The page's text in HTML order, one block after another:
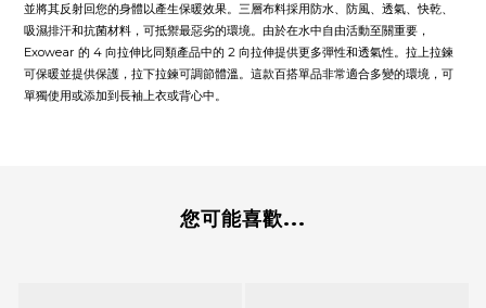
並將其反射回您的身體以產生保暖效果。三層布料採用防水、防風、透氣、快乾、
吸濕排汗和抗菌材料，可抵禦最惡劣的環境。由於在水中自由活動至關重要，
Exowear 的 4 向拉伸比同類產品中的 2 向拉伸提供更多彈性和透氣性。拉上拉鍊
可保暖並提供保護，拉下拉鍊可調節體溫。這款百搭單品非常適合多變的環境，可
單獨使用或添加到長袖上衣或背心中。
您可能喜歡...